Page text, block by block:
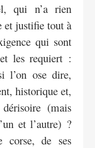
qui n’a rien
et justifie tout à
qui sont
les requiert :
l’on ose dire,
historique et,
(mais
et l’autre) ?
corse, de ses